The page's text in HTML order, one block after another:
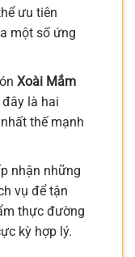
ưu tiên
một số ứng
Xoài Mắm
đây là hai
thế mạnh
nhận những
vụ để tận
thực đường
kỳ hợp lý.